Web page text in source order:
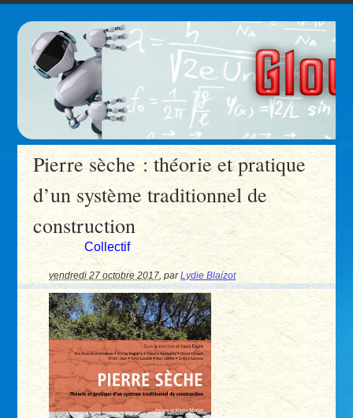
Pierre sèche : théorie et pratique
d’un système traditionnel de
construction
Collectif
vendredi 27 octobre 2017 ,parLydie Blaizot